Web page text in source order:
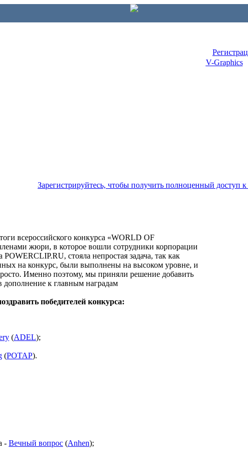
V-Graphics
Зарегистрируйтесь, чтобы получить полноценный доступ
всероссийского конкурса «WORLD OF
жюри, в которое вошли сотрудники корпорации
стояла непростая задача, так как
на конкурс, были выполнены на высоком уровне, и
Именно поэтому, мы приняли решение добавить
к главным наградам
победителей конкурса:
(ADEL);
(POTAP).
- Вечный вопрос (Anhen);